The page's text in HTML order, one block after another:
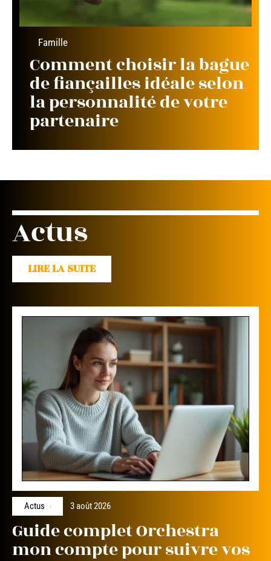
Famille
Comment choisir la bague
de fiançailles idéale selon
la personnalité de votre
partenaire
Actus
LIRE LA SUITE
Actus 3 août 2026
Guide complet Orchestra
mon compte pour suivre vos